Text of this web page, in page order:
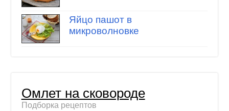
Яйцо пашот в
микроволновке
Омлет на сковороде
Подборка рецептов